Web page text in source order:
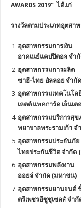
AWARDS 2019” ได้แก่
รางวัลตามประเภทอุตสา
อุตสาหกรรมการเงิน
อาคเนย์แคปปิตอล จํา
อุตสาหกร
ซาฮี-ไทย อัลลอย จำกัด
อุตสาหกรรมเทคโ
เลตต์ แพคการ์ด เอ็นเ
อุตสาหกรรมบริการสุข
พยาบาลพระรามเก้า
อุตสาหกรรมประกันภัย
ไทยประกันชีวิต จำกัด
อุตสาหกรรมพลังงาน
ออยล์ จำกัด (มหาชน)
อุตสาหกรรมยานยนต์
ตรีเพชรอีซูซุเซลส์ จำกั